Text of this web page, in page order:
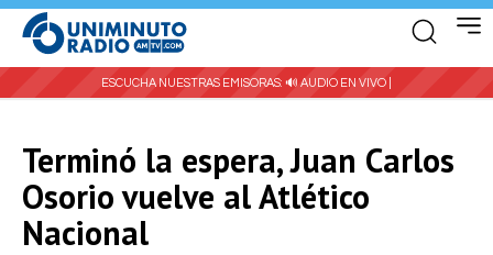
ESCUCHA NUESTRAS EMISORAS: 🔊 AUDIO EN VIVO |
Terminó la espera, Juan Carlos
Osorio vuelve al Atlético
Nacional